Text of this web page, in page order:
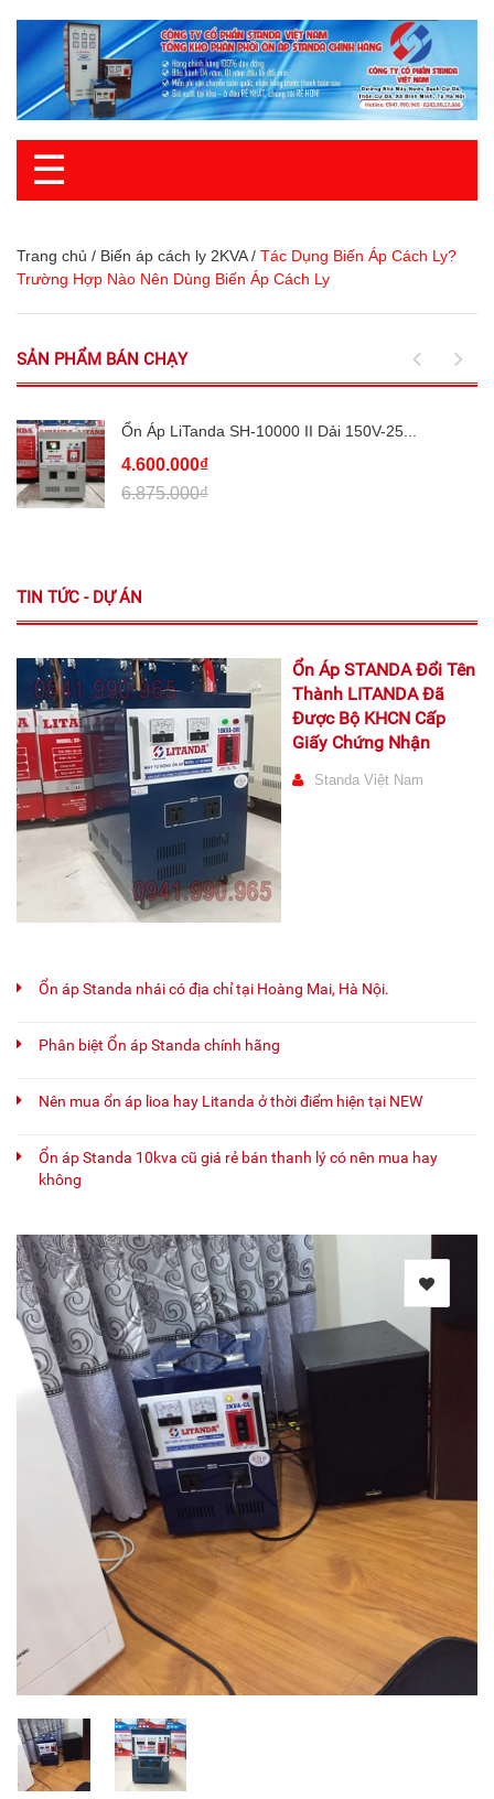
☰
Trang chủ / Biến áp cách ly 2KVA / Tác Dụng Biến Áp Cách Ly?
Trường Hợp Nào Nên Dùng Biến Áp Cách Ly
SẢN PHẨM BÁN CHẠY
Ổn Áp LiTanda SH-10000 II Dải 150V-25...
4.600.000₫
6.875.000₫
TIN TỨC - DỰ ÁN
Ổn Áp STANDA Đổi Tên
Thành LITANDA Đã
Được Bộ KHCN Cấp
Giấy Chứng Nhận
Standa Việt Nam
Ổn áp Standa nhái có địa chỉ tại Hoàng Mai, Hà Nội.
Phân biệt Ổn áp Standa chính hãng
Nên mua ổn áp lioa hay Litanda ở thời điểm hiện tại NEW
Ổn áp Standa 10kva cũ giá rẻ bán thanh lý có nên mua hay
không